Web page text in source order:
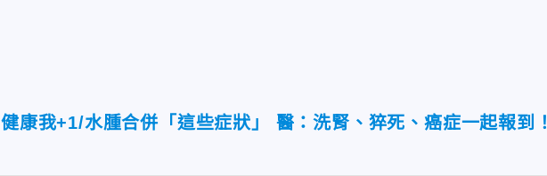
健康我+1/水腫合併「這些症狀」 醫：洗腎、猝死、癌症一起報到！